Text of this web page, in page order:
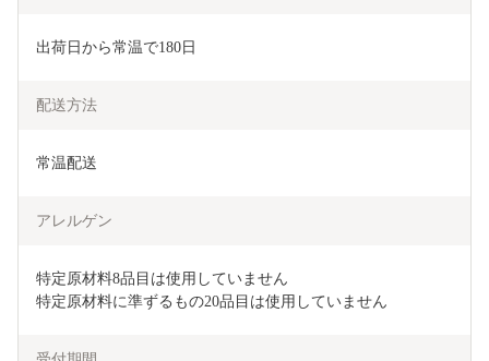
出荷日から常温で180日
配送方法
常温配送
アレルゲン
特定原材料8品目は使用していません
特定原材料に準ずるもの20品目は使用していません